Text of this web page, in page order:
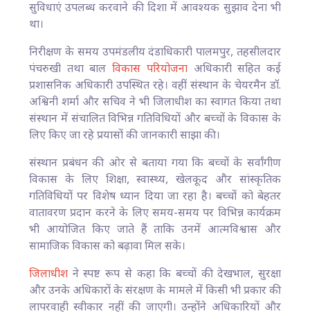
सुविधाएं उपलब्ध करवाने की दिशा में आवश्यक सुझाव देना भी
था।
निरीक्षण के समय उपमंडलीय दंडाधिकारी पालमपुर, तहसीलदार
पंचरुखी तथा बाल विकास परियोजनाअधिकारी सहित कई
प्रशासनिक अधिकारी उपस्थित रहे। वहीं संस्थान के चेयरमैन डॉ.
अश्विनी शर्मा और सचिव ने भी जिलाधीश का स्वागत किया तथा
संस्थान में संचालित विभिन्न गतिविधियों और बच्चों के विकास के
लिए किए जा रहे प्रयासों की जानकारी साझा की।
संस्थान प्रबंधन की ओर से बताया गया कि बच्चों के सर्वांगीण
विकास के लिए शिक्षा, स्वास्थ्य, खेलकूद और सांस्कृतिक
गतिविधियों पर विशेष ध्यान दिया जा रहा है। बच्चों को बेहतर
वातावरण प्रदान करने के लिए समय-समय पर विभिन्न कार्यक्रम
भी आयोजित किए जाते हैं ताकि उनमें आत्मविश्वास और
सामाजिक विकास को बढ़ावा मिल सके।
जिलाधीश ने स्पष्ट रूप से कहा कि बच्चों की देखभाल, सुरक्षा
और उनके अधिकारों के संरक्षण के मामले में किसी भी प्रकार की
लापरवाही स्वीकार नहीं की जाएगी। उन्होंने अधिकारियों और